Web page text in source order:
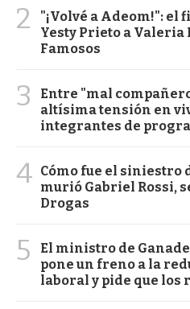
2
"¡Volvé a Adeom!": el
Yesty Prieto a Valeria
Famosos
3
Entre "mal
altísima tensión en
integrantes de
4 Cómo fue el siniestro
murió Gabriel Rossi,
Drogas
5
El ministro de
pone un freno a la
laboral y pide que los